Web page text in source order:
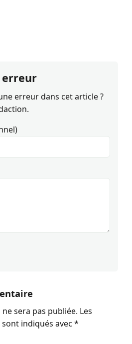
erreur
erreur dans cet article ?
sera pas publiée. Les
indiqués avec *